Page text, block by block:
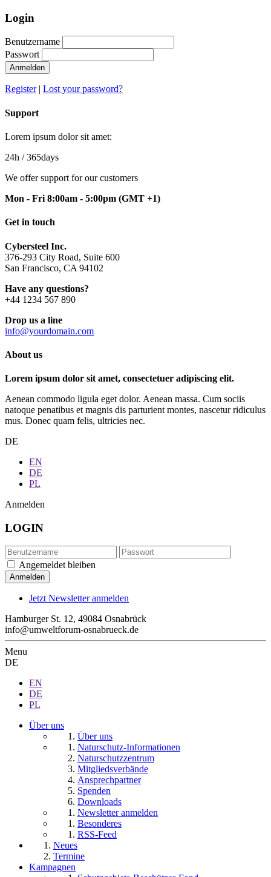
Login
Benutzername
Passwort
Anmelden
Register| Lost your password?
Support
Lorem ipsum dolor sit amet:
24h / 365days
We offer support for our customers
Mon - Fri 8:00am - 5:00pm (GMT +1)
Get in touch
Cybersteel Inc.
376-293 City Road, Suite 600
San Francisco, CA 94102
Have any questions?
+44 1234 567 890
Drop us a line
info@yourdomain.com
About us
Lorem ipsum dolor sit amet, consectetuer adipiscing elit.
Aenean commodo ligula eget dolor. Aenean massa. Cum sociis
natoque penatibus et magnis dis parturient montes, nascetur ridiculus
mus. Donec quam felis, ultricies nec.
DE
EN
DE
PL
Anmelden
LOGIN
Angemeldet bleiben
Jetzt Newsletter anmelden
Hamburger St. 12, 49084 Osnabrück
info@umweltforum-osnabrueck.de
Menu
DE
EN
DE
PL
Über uns
Über uns
Naturschutz-Informationen
Naturschutzzentrum
Mitgliedsverbände
Ansprechpartner
Spenden
Downloads
Newsletter anmelden
Besonderes
RSS-Feed
Neues
Termine
Kampagnen